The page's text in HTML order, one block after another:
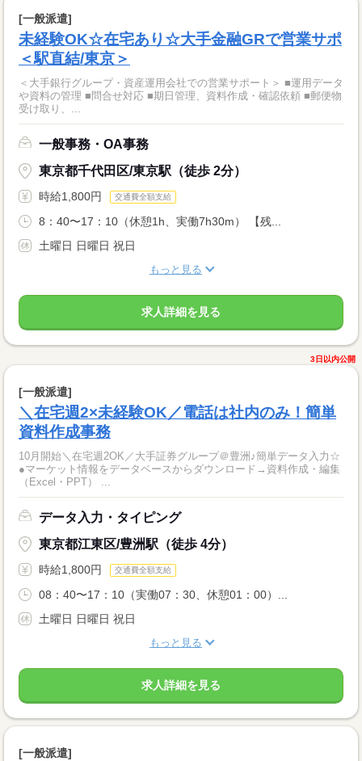
[一般派遣]
未経験OK☆在宅あり☆大手金融GRで営業サポ
＜駅直結/東京＞
＜大手銀行グループ・資産運用会社での営業サポート＞ ■運用データ
や資料の管理 ■問合せ対応 ■期日管理、資料作成・確認依頼 ■郵便物
受け取り、...
一般事務・OA事務
東京都千代田区/東京駅（徒歩 2分）
時給1,800円 交通費全額支給
8：40〜17：10（休憩1h、実働7h30m） 【残...
土曜日 日曜日 祝日
もっと見る
求人詳細を見る
3日以内公開
[一般派遣]
＼在宅週2×未経験OK／電話は社内のみ！簡単
資料作成事務
10月開始＼在宅週2OK／大手証券グループ＠豊洲♪簡単データ入力☆
●マーケット情報をデータベースからダウンロード→資料作成・編集
（Excel・PPT） ...
データ入力・タイピング
東京都江東区/豊洲駅（徒歩 4分）
時給1,800円 交通費全額支給
08：40〜17：10（実働07：30、休憩01：00）...
土曜日 日曜日 祝日
もっと見る
求人詳細を見る
[一般派遣]